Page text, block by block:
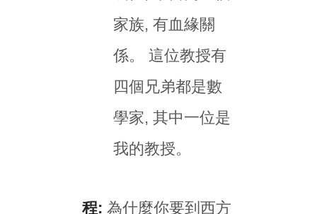
家族, 有血緣關
係。 這位教授有
四個兄弟都是數
學家, 其中一位是
我的教授。
程: 為什麼你要到西方